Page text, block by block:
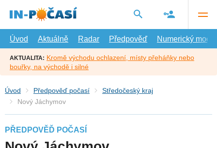
hlavní
Úvod
Aktuálně Radar Předpověď Numerický model
AKTUALITA: Kromě východu ochlazení, místy přeháňky nebo
bouřky, na východě i silné
Úvod Předpověď počasí
Středočeský kraj
Nový Jáchymov
PŘEDPOVĚĎ POČASÍ